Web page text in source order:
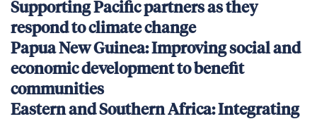
Supporting Pacific partners as they
respond to climate change
Papua New Guinea: Improving social and
economic development to benefit
communities
Eastern and Southern Africa: Integrating